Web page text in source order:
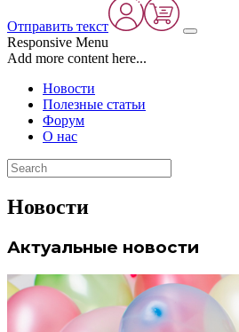
Отправить текст
Responsive Menu
Add more content here...
Новости
Полезные статьи
Форум
О нас
Новости
Актуальные новости